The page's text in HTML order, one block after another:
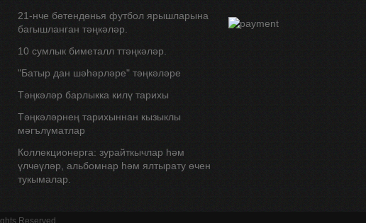
21-нче бөтендөнья футбол ярышларына
багышланган тәңкәләр.
10 сумлык биметалл ттәңкәләр.
"Батыр дан шәһәрләре" тәңкәләре
Тәңкәләр барлыкка килү тарихы
Тәңкәләрнең тарихыннан кызыклы
мәгълүматлар
Коллекционерга: зурайткычлар һәм
үлчәүләр, альбомнар һәм ялтырату өчен
тукымалар.
Reserved.